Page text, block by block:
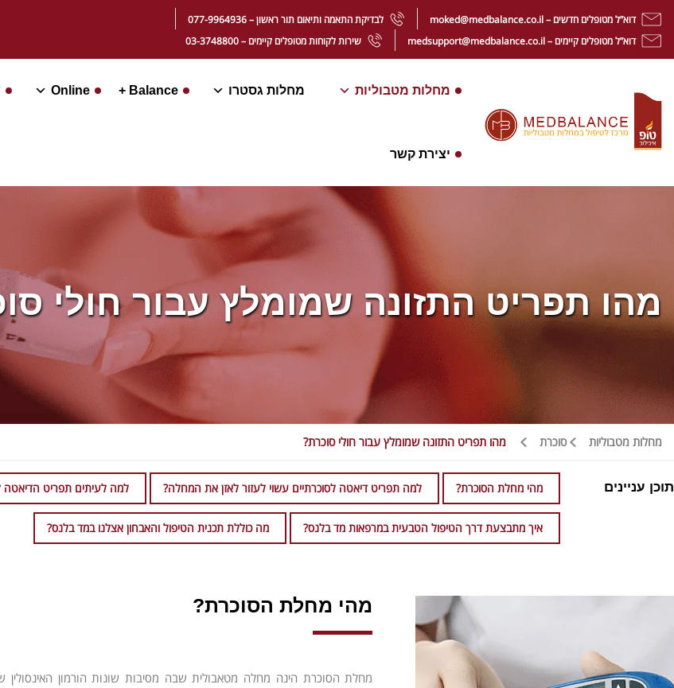
דוא”ל מטופלים חדשים – moked@medbalance.co.il
לבדיקת התאמה ותיאום תור ראשון – 077-9964936
דוא”ל מטופלים קיימים – medsupport@medbalance.co.il
שירות לקוחות מטופלים קיימים – 03-3748800
מחלות מטבוליות מחלות גסטרו Balance +
Online
יצירת קשר
מהו תפריט התזונה שמומלץ עבור חולי
מחלות מטבוליות סוכרת מהו תפריט התזונה שמומלץ עבור חולי סוכרת?
תוכן עניינים מהי מחלת הסוכרת? למה תפריט דיאטה לסוכרתיים עשוי לעזור לאזן את המחלה? למה לעיתים תפריט הדיאטה
איך מתבצעת דרך הטיפול הטבעית במרפאות מד בלנס? מה כוללת תכנית הטיפול והאבחון אצלנו במד בלנס?
מהי מחלת הסוכרת?
מחלת הסוכרת הינה מחלה מטאבולית שבה מסיבות שונות הורמון האינסולין